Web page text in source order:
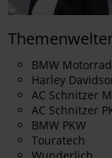
BMW Motorrad
Harley
AC Schnitzer
AC Schnitzer
BMW PKW
Touratech
Wunderlich